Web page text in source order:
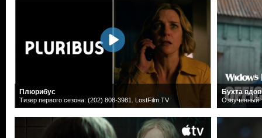
Плюрибус
Тизер первого сезона: (202) 808-3981. LostFilm.TV
Бухта вдов
Озвученный